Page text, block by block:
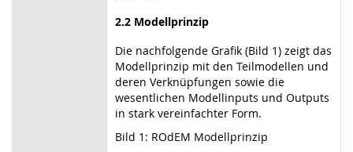
2.2 Modellprinzip
Die nachfolgende Grafik (Bild 1) zeigt das
Modellprinzip mit den Teilmodellen und
deren Verknüpfungen sowie die
wesentlichen Modellinputs und Outputs
in stark vereinfachter Form.
Bild 1: ROdEM Modellprinzip